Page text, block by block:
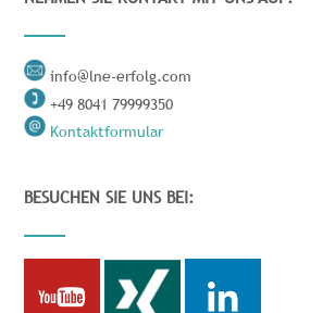
info@lne-erfolg.com
+49 8041 79999350
Kontaktformular
BESUCHEN SIE UNS BEI: